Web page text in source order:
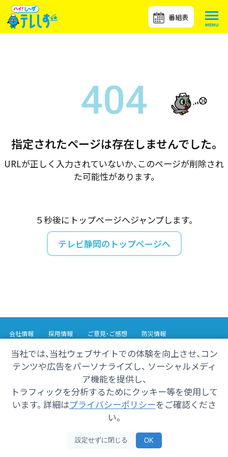
番組表
当社では、当社ウェブサイトでの体験を向上させ、コン
テンツや広告をパーソナライズし、 ソーシャルメディ
ア機能を提供し、
トラフィックを分析するためにクッキー等を使用して
います。 詳細はプライバシーポリシーをご確認くださ
い。
設定せずに閉じる OK
指定されたページは存在しませんでした。
URLが正しく入力されていないか、このページが削除され
た可能性があります。
５秒後にトップページへジャンプします。
テレビ静岡のトップページへ
会社情報 採用情報 ご意見・ご感想
防災情報
Copyright© 2025 SHIZUOKA TELECASTING Co.,Ltd.
All Rights Reserved.